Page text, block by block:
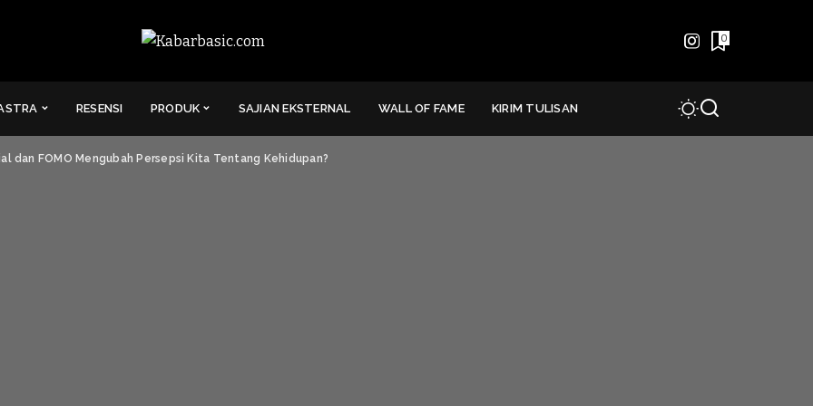
0
RESENSI PRODUK SAJIAN EKSTERNAL WALL OF FAME KIRIM TULISAN
dan FOMO Mengubah Persepsi Kita Tentang Kehidupan?